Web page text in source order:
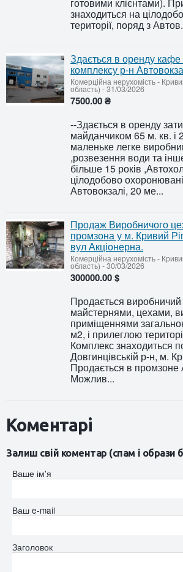
знаходиться на
території, поряд з
Здається в оренду
комплексу р-н
Комерційна нерухомість-
область) -31/03/2026
7500.00 ₴
--Здається в оренду
майданчиком 65 м. кв. і
маленьке легке
,розвезення води та
більше 15 років
цілодобово
Автовокзалі, 20 ме...
Продаж Виробничого
промзона у м. Кривий
вул Акціонерна.
Комерційна нерухомість-
область) -30/03/2026
300000.00 $
Продається
майстернями, цехами,
приміщеннями
м2, і прилеглою
Комплекс знаходиться
Довгинцівській р-н, м.
Продається в промзоне
Можлив...
Коментарі
Залиш свій коментар (спам і образи
Ваше ім'я
Ваш e-mail
Заголовок